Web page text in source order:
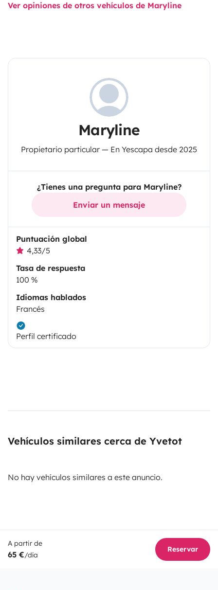
Ver opiniones de otros vehículos de Maryline
Maryline
Propietario particular — En Yescapa desde 2025
¿Tienes una pregunta para Maryline?
Enviar un mensaje
Puntuación global
4,33/5
Tasa de respuesta
100 %
Idiomas hablados
Francés
Perfil certificado
Vehículos similares cerca de Yvetot
No hay vehículos similares a este anuncio.
A partir de
65 €/día
Reservar